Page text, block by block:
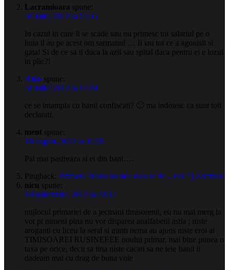
Lacramioara spune:
31 iulie, 2012 la 12:35
In cazul in care li se scade sau nu primesc tot salariul pe o
luna il au pe acest om sarmanul … Ii iau tot ce a agonisit si
gata! Si de ce sa il duca la azil sau spital daca pentru ei e lozul
in plic?!
Ana- spune:
31 iulie, 2012 la 14:10
ce se intampla cu banii confiscati? 🙂 ma indoiesc ca sunt toti
declarati.
ment spune:
18 august, 2012 la 11:59
Pai mai pastreaza si ei din bani….
Pingback: Primarul Robu nu mai vrea sa fie ,, rob ” | Zambesc
nicu spune:
10 noiembrie, 2012 la 21:17
mijlocul primariei de a jecmani timisorenii, eu nu mai merg la
vot pt nimeni pina nu vor disparea analfabetii astia ; niste
aroganti cu liceu la seral si minti nema au ajuns niste eroi ai
TIMISOAREI RUSINEEEE noului primar, mai bine punea o
taxa pe orice, decit sa tina niste cacati sa ne ieie banii ii
dadeam mai cu drag de buna voie